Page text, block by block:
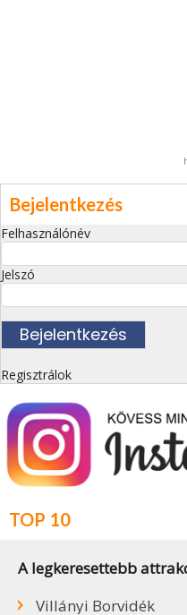
Bejelentkezés
Felhasználónév
Jelszó
Regisztrálok
TOP 10
A legkeresettebb
Villányi Borvidék